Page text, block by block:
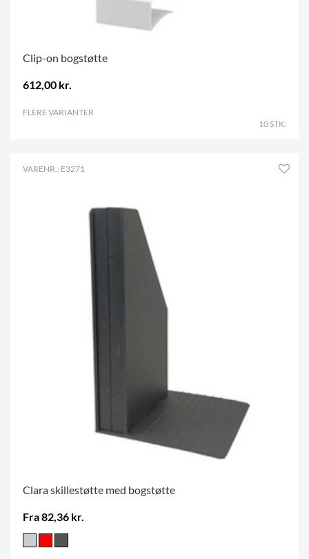
Clip-on bogstøtte
612,00 kr.
FLERE VARIANTER
10 STK.
VARENR.: E3271
Clara skillestøtte med bogstøtte
Fra 82,36 kr.